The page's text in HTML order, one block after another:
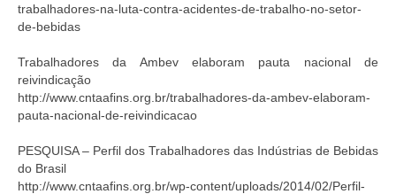
trabalhadores-na-luta-contra-acidentes-de-trabalho-no-setor-
de-bebidas
Trabalhadores da Ambev elaboram pauta nacional de
reivindicação
http://www.cntaafins.org.br/trabalhadores-da-ambev-elaboram-
pauta-nacional-de-reivindicacao
PESQUISA – Perfil dos Trabalhadores das Indústrias de Bebidas
do Brasil
http://www.cntaafins.org.br/wp-content/uploads/2014/02/Perfil-